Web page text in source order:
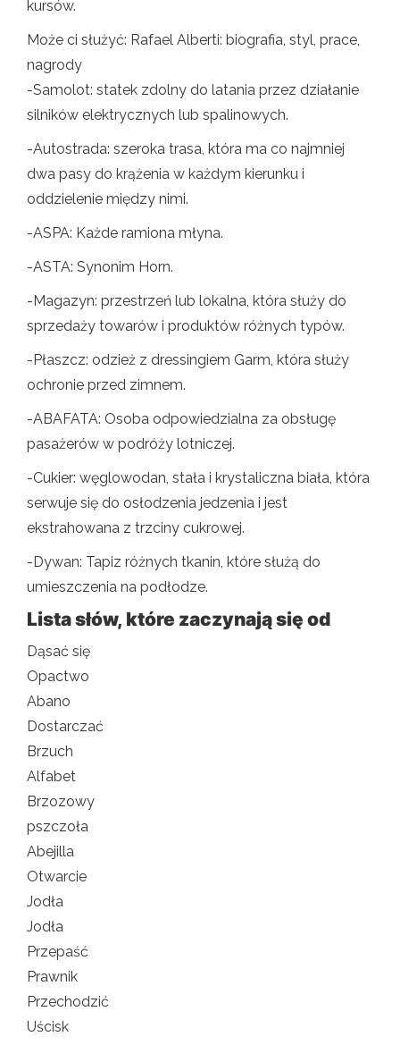
kursów.
Może ci służyć: Rafael Alberti: biografia, styl, prace,
nagrody
-Samolot: statek zdolny do latania przez działanie
silników elektrycznych lub spalinowych.
-Autostrada: szeroka trasa, która ma co najmniej
dwa pasy do krążenia w każdym kierunku i
oddzielenie między nimi.
-ASPA: Każde ramiona młyna.
-ASTA: Synonim Horn.
-Magazyn: przestrzeń lub lokalna, która służy do
sprzedaży towarów i produktów różnych typów.
-Płaszcz: odzież z dressingiem Garm, która służy
ochronie przed zimnem.
-ABAFATA: Osoba odpowiedzialna za obsługę
pasażerów w podróży lotniczej.
-Cukier: węglowodan, stała i krystaliczna biała, która
serwuje się do osłodzenia jedzenia i jest
ekstrahowana z trzciny cukrowej.
-Dywan: Tapiz różnych tkanin, które służą do
umieszczenia na podłodze.
Lista słów, które zaczynają się od
Dąsać się
Opactwo
Abano
Dostarczać
Brzuch
Alfabet
Brzozowy
pszczoła
Abejilla
Otwarcie
Jodła
Jodła
Przepaść
Prawnik
Przechodzić
Uścisk